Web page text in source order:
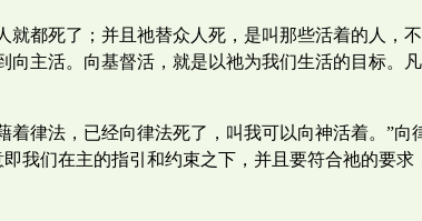
都死了；并且祂替众人死，是叫那些活着的人，
主活。向基督活，就是以祂为我们生活的目标。
律法，已经向律法死了，叫我可以向神活着。”向
我们在主的指引和约束之下，并且要符合祂的要求